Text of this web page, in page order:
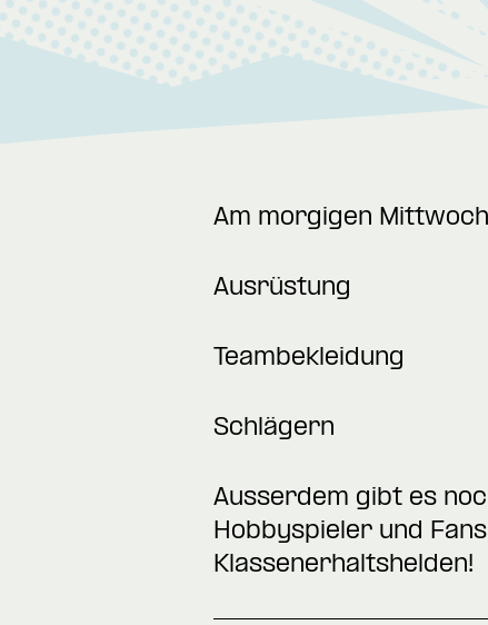
Am morgigen
Ausrüstung
Teambekleidung
Schlägern
Ausserdem gibt es
Hobbyspieler und
Klassenerhaltshelden!